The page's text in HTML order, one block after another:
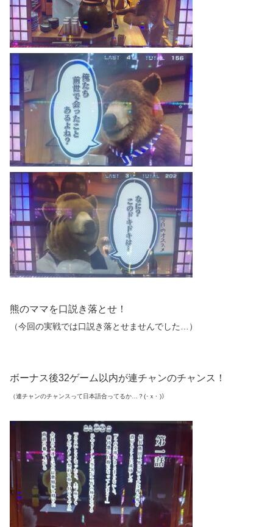
熊のママを口説き落とせ！
（今回の実戦では口説き落とせませんでした…）
ボーナス後32ゲーム以内が連チャンのチャンス！
（連チャンのチャンスって日本語合ってるか…？(･ｘ･ )）